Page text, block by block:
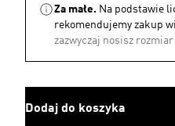
Za małe. Na podstawie
rekomendujemy zakup
zazwyczaj nosisz rozmiar
Dodaj do koszyka